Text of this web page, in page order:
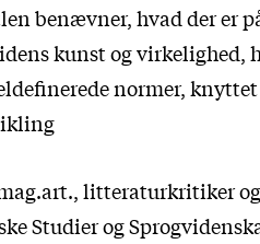
benævner, hvad der er
kunst og virkelighed,
normer,
litteraturkritiker
Studier og